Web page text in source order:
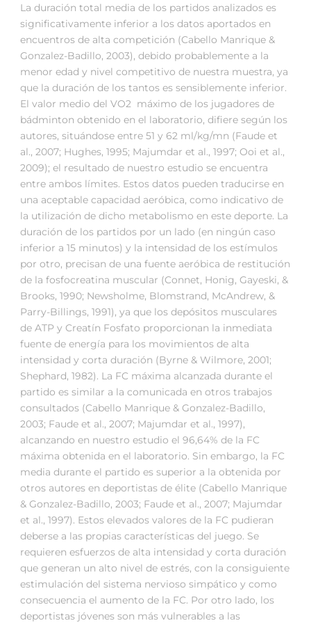
La duración total media de los partidos analizados es
significativamente inferior a los datos aportados en
encuentros de alta competición (Cabello Manrique &
Gonzalez-Badillo, 2003), debido probablemente a la
menor edad y nivel competitivo de nuestra muestra, ya
que la duración de los tantos es sensiblemente inferior.
El valor medio del VO2 máximo de los jugadores de
bádminton obtenido en el laboratorio, difiere según los
autores, situándose entre 51 y 62 ml/kg/mn (Faude et
al., 2007; Hughes, 1995; Majumdar et al., 1997; Ooi et al.,
2009); el resultado de nuestro estudio se encuentra
entre ambos límites. Estos datos pueden traducirse en
una aceptable capacidad aeróbica, como indicativo de
la utilización de dicho metabolismo en este deporte. La
duración de los partidos por un lado (en ningún caso
inferior a 15 minutos) y la intensidad de los estímulos
por otro, precisan de una fuente aeróbica de restitución
de la fosfocreatina muscular (Connet, Honig, Gayeski, &
Brooks, 1990; Newsholme, Blomstrand, McAndrew, &
Parry-Billings, 1991), ya que los depósitos musculares
de ATP y Creatín Fosfato proporcionan la inmediata
fuente de energía para los movimientos de alta
intensidad y corta duración (Byrne & Wilmore, 2001;
Shephard, 1982). La FC máxima alcanzada durante el
partido es similar a la comunicada en otros trabajos
consultados (Cabello Manrique & Gonzalez-Badillo,
2003; Faude et al., 2007; Majumdar et al., 1997),
alcanzando en nuestro estudio el 96,64% de la FC
máxima obtenida en el laboratorio. Sin embargo, la FC
media durante el partido es superior a la obtenida por
otros autores en deportistas de élite (Cabello Manrique
& Gonzalez-Badillo, 2003; Faude et al., 2007; Majumdar
et al., 1997). Estos elevados valores de la FC pudieran
deberse a las propias características del juego. Se
requieren esfuerzos de alta intensidad y corta duración
que generan un alto nivel de estrés, con la consiguiente
estimulación del sistema nervioso simpático y como
consecuencia el aumento de la FC. Por otro lado, los
deportistas jóvenes son más vulnerables a las